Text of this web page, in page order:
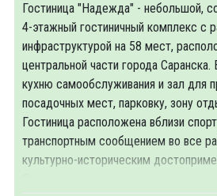
Гостиница "Надежда" - небольшой,
4-этажный гостиничный комплекс с
инфраструктурой на 58 мест,
центральной части города
кухню самообслуживания и зал для
посадочных мест, парковку, зону
Гостиница расположена вблизи
транспортным сообщением во все
культурно-историческим